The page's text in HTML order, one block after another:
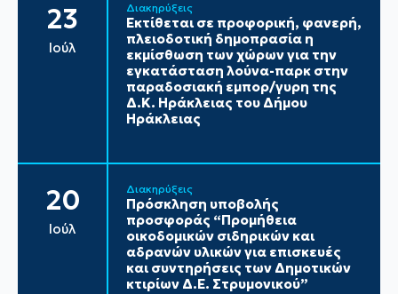
23
Ιούλ
Διακηρύξεις
Εκτίθεται σε προφορική, φανερή,
πλειοδοτική δημοπρασία η
εκμίσθωση των χώρων για την
εγκατάσταση λούνα-παρκ στην
παραδοσιακή εμπορ/γυρη της
Δ.Κ. Ηράκλειας του Δήμου
Ηράκλειας
20
Ιούλ
Διακηρύξεις
Πρόσκληση υποβολής
προσφοράς “Προμήθεια
οικοδομικών σιδηρικών και
αδρανών υλικών για επισκευές
και συντηρήσεις των Δημοτικών
κτιρίων Δ.Ε. Στρυμονικού”